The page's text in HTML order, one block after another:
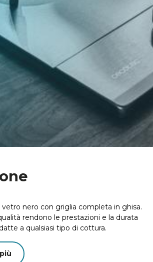
nero con griglia completa in ghisa.
rendono le prestazioni e la durata
a qualsiasi tipo di cottura.